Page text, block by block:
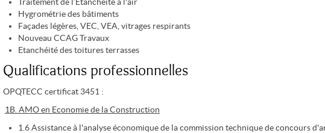
Hygrométrie des bâtiments
Façades légères, VEC, VEA, vitrages respirants
Nouveau CCAG Travaux
Etanchéité des toitures terrasses
Qualifications professionnelles
OPQTECC certificat 3451 :
1B. AMO en Economie de la Construction
1.6 Assistance à l'analyse économique de la commission technique de concours